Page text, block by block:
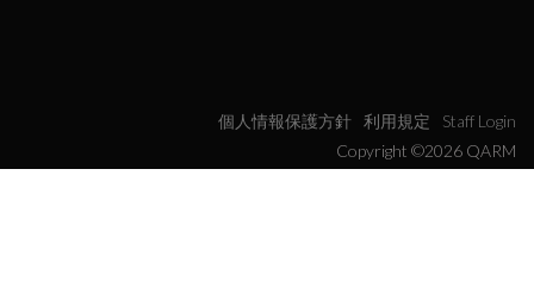
個人情報保護方針 利用規定
Staff Login
Copyright ©2026 QARM